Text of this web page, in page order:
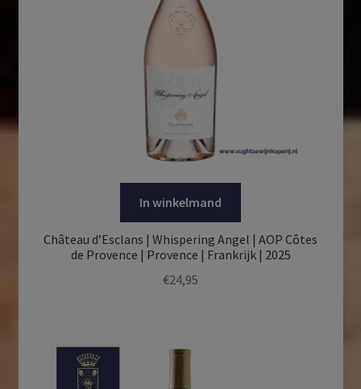
In winkelmand
Château d’Esclans | Whispering Angel | AOP Côtes
de Provence | Provence | Frankrijk | 2025
€24,95